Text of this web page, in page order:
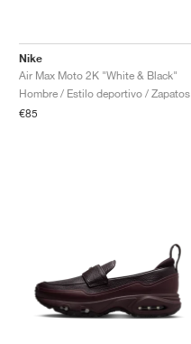
Nike
Air Max Moto 2K "White & Black"
Hombre / Estilo deportivo / Zapatos
€85